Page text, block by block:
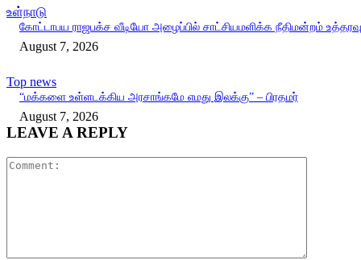
உள்நாடு
கோட்டாபய ராஜபக்ச வீடியோ அழைப்பில் சாட்சியமளிக்க நீதிமன்றம் உத்தரவு
August 7, 2026
Top news
“மக்களை உள்ளடக்கிய அரசாங்கமே எமது இலக்கு” – பிரதமர்
August 7, 2026
LEAVE A REPLY